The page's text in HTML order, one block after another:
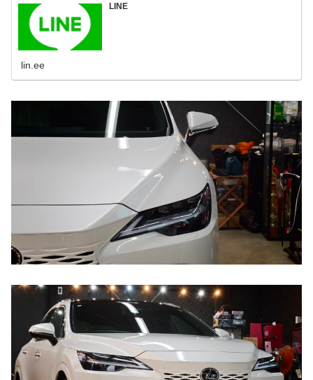
LINE
lin.ee